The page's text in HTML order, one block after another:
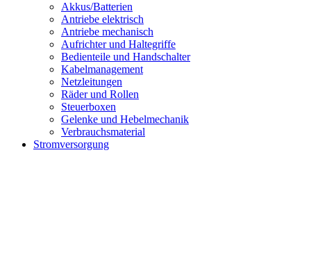
Akkus/Batterien
Antriebe elektrisch
Antriebe mechanisch
Aufrichter und Haltegriffe
Bedienteile und Handschalter
Kabelmanagement
Netzleitungen
Räder und Rollen
Steuerboxen
Gelenke und Hebelmechanik
Verbrauchsmaterial
Stromversorgung